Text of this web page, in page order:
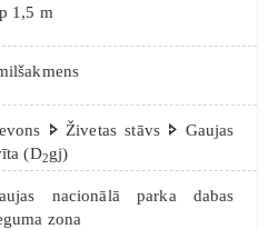
1,5 m
🢖 Živetas stāvs 🢖 Gaujas
(D2gj)
nacionālā parka dabas
zona